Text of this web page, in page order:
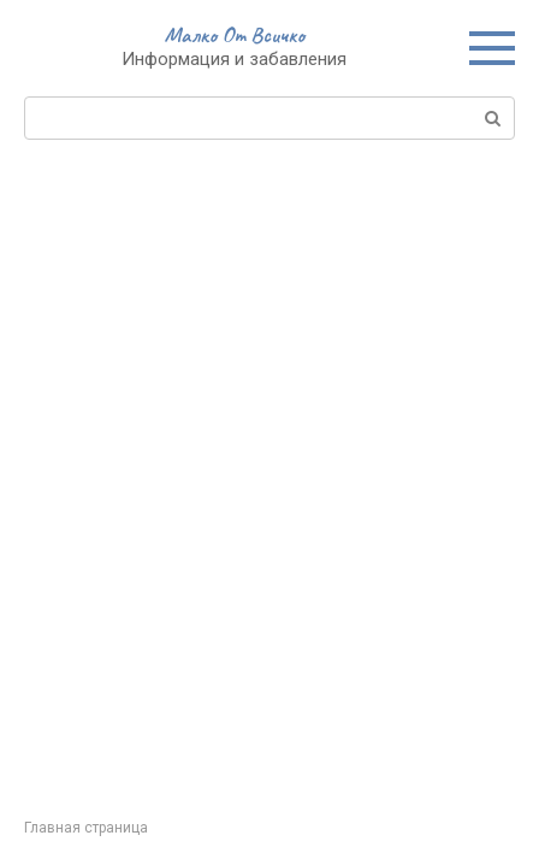
Малко От Всичко
Информация и забавления
Search:
Главная страница